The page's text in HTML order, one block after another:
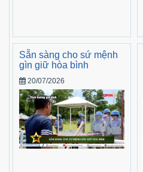
Sẵn sàng cho sứ mệnh
gìn giữ hòa bình
20/07/2026